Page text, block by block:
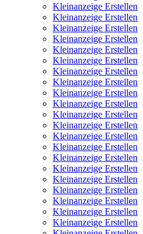
Kleinanzeige Erstellen
Kleinanzeige Erstellen
Kleinanzeige Erstellen
Kleinanzeige Erstellen
Kleinanzeige Erstellen
Kleinanzeige Erstellen
Kleinanzeige Erstellen
Kleinanzeige Erstellen
Kleinanzeige Erstellen
Kleinanzeige Erstellen
Kleinanzeige Erstellen
Kleinanzeige Erstellen
Kleinanzeige Erstellen
Kleinanzeige Erstellen
Kleinanzeige Erstellen
Kleinanzeige Erstellen
Kleinanzeige Erstellen
Kleinanzeige Erstellen
Kleinanzeige Erstellen
Kleinanzeige Erstellen
Kleinanzeige Erstellen